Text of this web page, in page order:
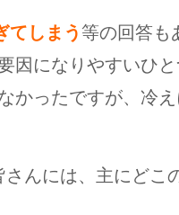
しまう等の回答も
因になりやすいひ
かったですが、冷
さんには、主にど